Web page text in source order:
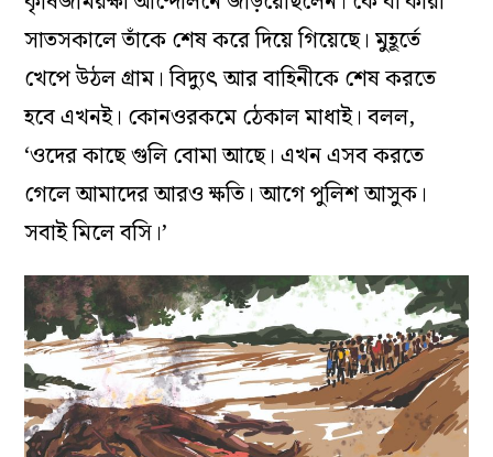
সাতসকালে তাঁকে শেষ করে দিয়ে গিয়েছে। মুহূর্তে
খেপে উঠল গ্রাম। বিদ্যুৎ আর বাহিনীকে শেষ করতে
হবে এখনই। কোনওরকমে ঠেকাল মাধাই। বলল,
‘ওদের কাছে গুলি বোমা আছে। এখন এসব করতে
গেলে আমাদের আরও ক্ষতি। আগে পুলিশ আসুক।
সবাই মিলে বসি।’